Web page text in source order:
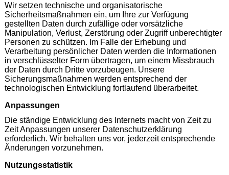
Wir setzen technische und organisatorische
Sicherheitsmaßnahmen ein, um Ihre zur Verfügung
gestellten Daten durch zufällige oder vorsätzliche
Manipulation, Verlust, Zerstörung oder Zugriff unberechtigter
Personen zu schützen. Im Falle der Erhebung und
Verarbeitung persönlicher Daten werden die Informationen
in verschlüsselter Form übertragen, um einem Missbrauch
der Daten durch Dritte vorzubeugen. Unsere
Sicherungsmaßnahmen werden entsprechend der
technologischen Entwicklung fortlaufend überarbeitet.
Anpassungen
Die ständige Entwicklung des Internets macht von Zeit zu
Zeit Anpassungen unserer Datenschutzerklärung
erforderlich. Wir behalten uns vor, jederzeit entsprechende
Änderungen vorzunehmen.
Nutzungsstatistik